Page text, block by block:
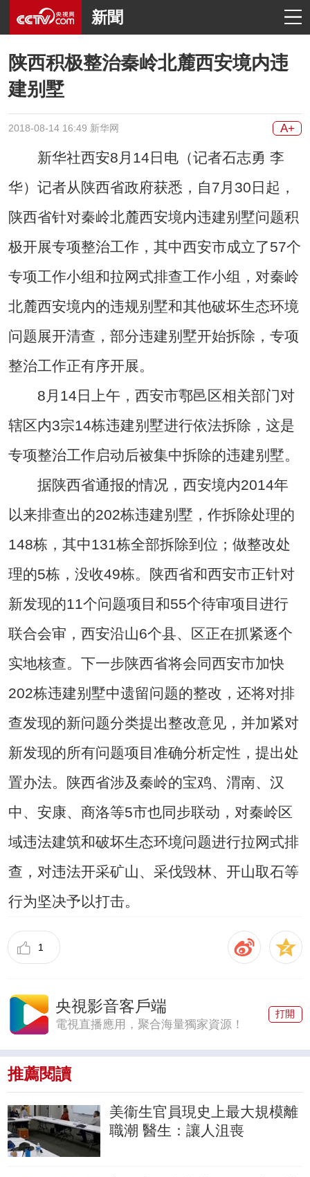
新聞
陕西积极整治秦岭北麓西安境内违
建别墅
2018-08-14 16:49 新华网 A+
新华社西安8月14日电（记者石志勇 李
华）记者从陕西省政府获悉，自7月30日起，
陕西省针对秦岭北麓西安境内违建别墅问题积
极开展专项整治工作，其中西安市成立了57个
专项工作小组和拉网式排查工作小组，对秦岭
北麓西安境内的违规别墅和其他破坏生态环境
问题展开清查，部分违建别墅开始拆除，专项
整治工作正有序开展。
8月14日上午，西安市鄠邑区相关部门对
辖区内3宗14栋违建别墅进行依法拆除，这是
专项整治工作启动后被集中拆除的违建别墅。
据陕西省通报的情况，西安境内2014年
以来排查出的202栋违建别墅，作拆除处理的
148栋，其中131栋全部拆除到位；做整改处
理的5栋，没收49栋。陕西省和西安市正针对
新发现的11个问题项目和55个待审项目进行
联合会审，西安沿山6个县、区正在抓紧逐个
实地核查。下一步陕西省将会同西安市加快
202栋违建别墅中遗留问题的整改，还将对排
查发现的新问题分类提出整改意见，并加紧对
新发现的所有问题项目准确分析定性，提出处
置办法。陕西省涉及秦岭的宝鸡、渭南、汉
中、安康、商洛等5市也同步联动，对秦岭区
域违法建筑和破坏生态环境问题进行拉网式排
查，对违法开采矿山、采伐毁林、开山取石等
行为坚决予以打击。
1
央視影音客戶端
電視直播應用，聚合海量獨家資源！
打開
推薦閱讀
美衞生官員現史上最大規模離
職潮 醫生：讓人沮喪